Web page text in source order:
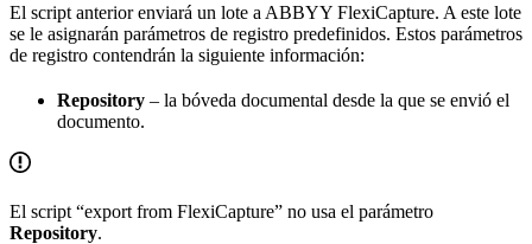
El script anterior enviará un lote a ABBYY FlexiCapture. A este lote
se le asignarán parámetros de registro predefinidos. Estos parámetros
de registro contendrán la siguiente información:
Repository – la bóveda documental desde la que se envió el
documento.
El script “export from FlexiCapture” no usa el parámetro
Repository.